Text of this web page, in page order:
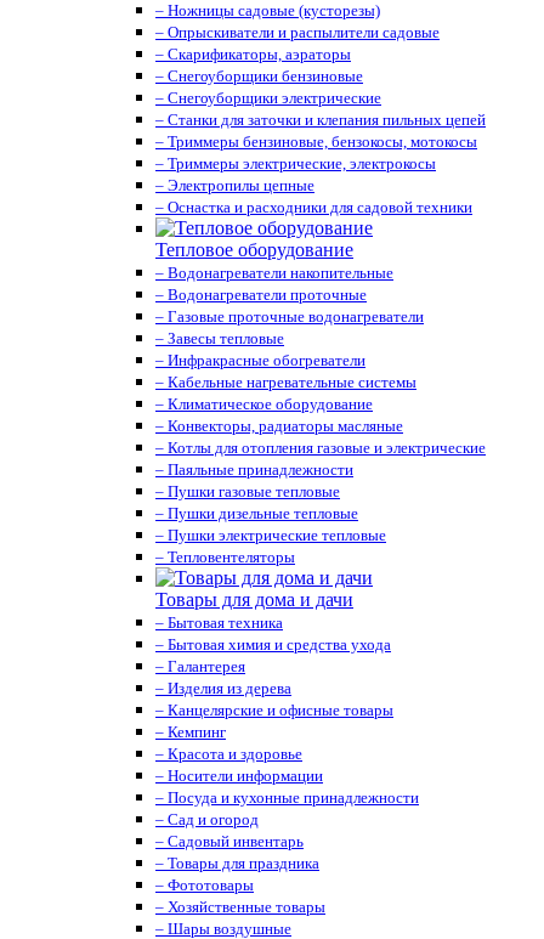
– Ножницы садовые (кусторезы)
– Опрыскиватели и распылители садовые
– Скарификаторы, аэраторы
– Снегоуборщики бензиновые
– Снегоуборщики электрические
– Станки для заточки и клепания пильных цепей
– Триммеры бензиновые, бензокосы, мотокосы
– Триммеры электрические, электрокосы
– Электропилы цепные
– Оснастка и расходники для садовой техники
Тепловое оборудование
– Водонагреватели накопительные
– Водонагреватели проточные
– Газовые проточные водонагреватели
– Завесы тепловые
– Инфракрасные обогреватели
– Кабельные нагревательные системы
– Климатическое оборудование
– Конвекторы, радиаторы масляные
– Котлы для отопления газовые и электрические
– Паяльные принадлежности
– Пушки газовые тепловые
– Пушки дизельные тепловые
– Пушки электрические тепловые
– Тепловентеляторы
Товары для дома и дачи
– Бытовая техника
– Бытовая химия и средства ухода
– Галантерея
– Изделия из дерева
– Канцелярские и офисные товары
– Кемпинг
– Красота и здоровье
– Носители информации
– Посуда и кухонные принадлежности
– Сад и огород
– Садовый инвентарь
– Товары для праздника
– Фототовары
– Хозяйственные товары
– Шары воздушные